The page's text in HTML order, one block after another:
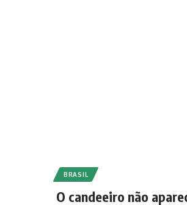
BRASIL
O candeeiro não